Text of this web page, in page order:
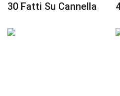
30 Fatti Su Cannella